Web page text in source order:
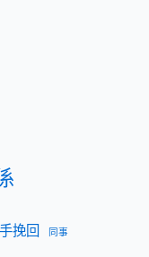
挽回 同事